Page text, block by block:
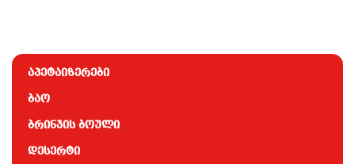
აპეტაიზერები
ბაო
ბრინჯის ბოული
დესერტი